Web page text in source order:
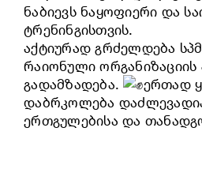
ნაბიევს ნაყოფიერი და
ტრენინგისთვის.
აქტიურად გრძელდება
რაიონული
გადამზადება.
ერთად
დაბრკოლება
ერთგულებისა და